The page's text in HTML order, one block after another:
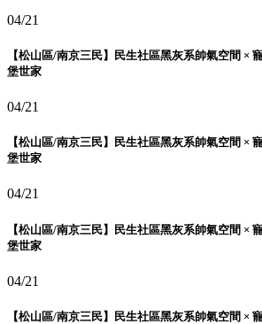
04/21
【松山區/南京三民】民生社區黑灰系帥氣空間 ×
堡世家
04/21
【松山區/南京三民】民生社區黑灰系帥氣空間 ×
堡世家
04/21
【松山區/南京三民】民生社區黑灰系帥氣空間 ×
堡世家
04/21
【松山區/南京三民】民生社區黑灰系帥氣空間 ×